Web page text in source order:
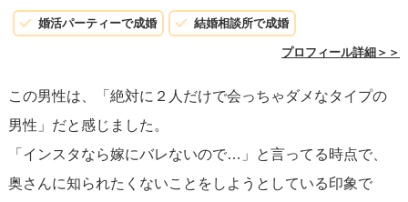
応は避け、断固とした態度で拒否することが大切です。
「既婚者としてふさわしくない提案だと思います」といっ
しょう。
4. **サポート体制の構築** - 友人や信頼できる人々とこの問
題について話し、彼らの意見やサポートを求めることも有
婚活パーティーで成婚 結婚相談所で成婚
プロフィール詳細＞＞
この男性は、「絶対に２人だけで会っちゃダメなタイプの
男性」だと感じました。
「インスタなら嫁にバレないので…」と言ってる時点で、
奥さんに知られたくないことをしようとしている印象で